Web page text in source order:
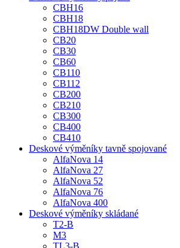
CBH16
CBH18
CBH18DW Double wall
CB20
CB30
CB60
CB110
CB112
CB200
CB210
CB300
CB400
CB410
Deskové výměníky tavně spojované
AlfaNova 14
AlfaNova 27
AlfaNova 52
AlfaNova 76
AlfaNova 400
Deskové výměníky skládané
T2-B
M3
TL3-B